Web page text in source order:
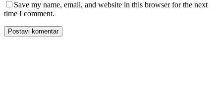
Save my name, email, and website in this browser for the next
time I comment.